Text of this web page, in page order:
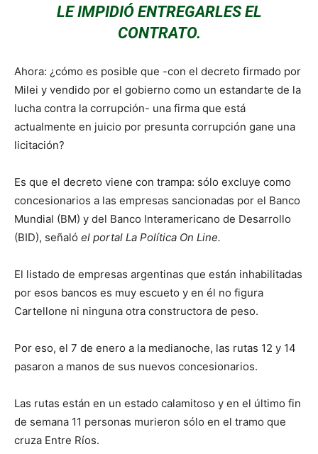
LE IMPIDIÓ ENTREGARLES EL
CONTRATO.
Ahora: ¿cómo es posible que -con el decreto firmado por
Milei y vendido por el gobierno como un estandarte de la
lucha contra la corrupción- una firma que está
actualmente en juicio por presunta corrupción gane una
licitación?
Es que el decreto viene con trampa: sólo excluye como
concesionarios a las empresas sancionadas por el Banco
Mundial (BM) y del Banco Interamericano de Desarrollo
(BID), señaló el portal La Política On Line.
El listado de empresas argentinas que están inhabilitadas
por esos bancos es muy escueto y en él no figura
Cartellone ni ninguna otra constructora de peso.
Por eso, el 7 de enero a la medianoche, las rutas 12 y 14
pasaron a manos de sus nuevos concesionarios.
Las rutas están en un estado calamitoso y en el último fin
de semana 11 personas murieron sólo en el tramo que
cruza Entre Ríos.